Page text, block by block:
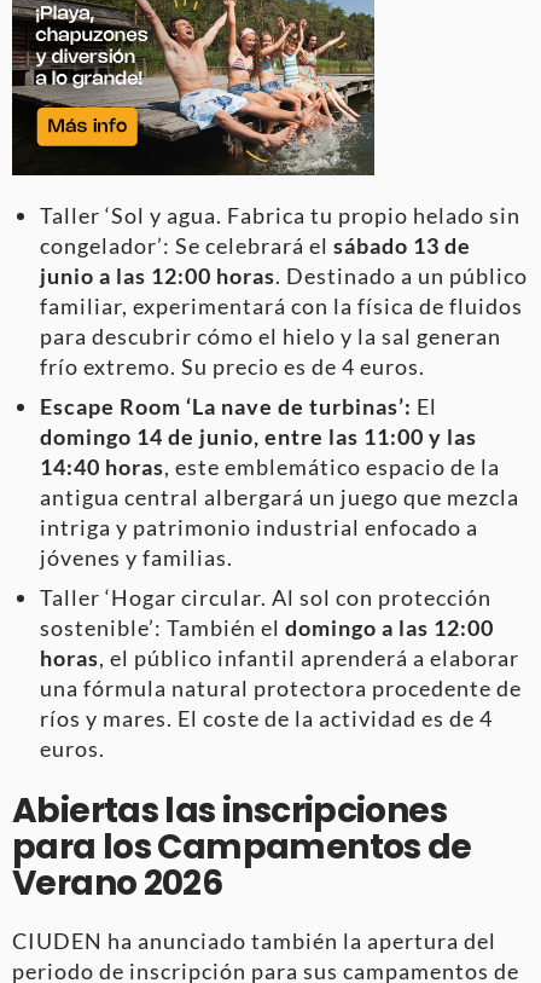
Taller ‘Sol y agua. Fabrica tu propio helado sin
congelador’: Se celebrará el sábado 13 de
junio a las 12:00 horas. Destinado a un público
familiar, experimentará con la física de fluidos
para descubrir cómo el hielo y la sal generan
frío extremo. Su precio es de 4 euros.
Escape Room ‘La nave de turbinas’: El
domingo 14 de junio, entre las 11:00 y las
14:40 horas, este emblemático espacio de la
antigua central albergará un juego que mezcla
intriga y patrimonio industrial enfocado a
jóvenes y familias.
Taller ‘Hogar circular. Al sol con protección
sostenible’: También el domingo a las 12:00
horas, el público infantil aprenderá a elaborar
una fórmula natural protectora procedente de
ríos y mares. El coste de la actividad es de 4
euros.
Abiertas las inscripciones
para los Campamentos de
Verano 2026
CIUDEN ha anunciado también la apertura del
periodo de inscripción para sus campamentos de